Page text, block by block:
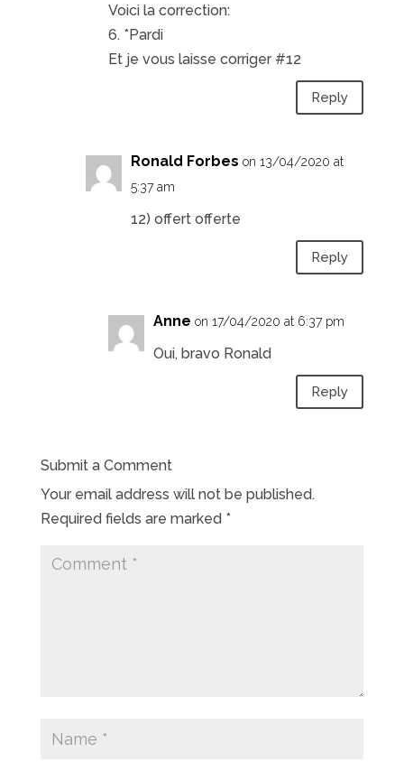
Voici la correction:
6. *Pardi
Et je vous laisse corriger #12
Reply
Ronald Forbes on 13/04/2020 at
5:37 am
12) offert offerte
Reply
Anne on 17/04/2020 at 6:37 pm
Oui, bravo Ronald
Reply
Submit a Comment
Your email address will not be published.
Required fields are marked *